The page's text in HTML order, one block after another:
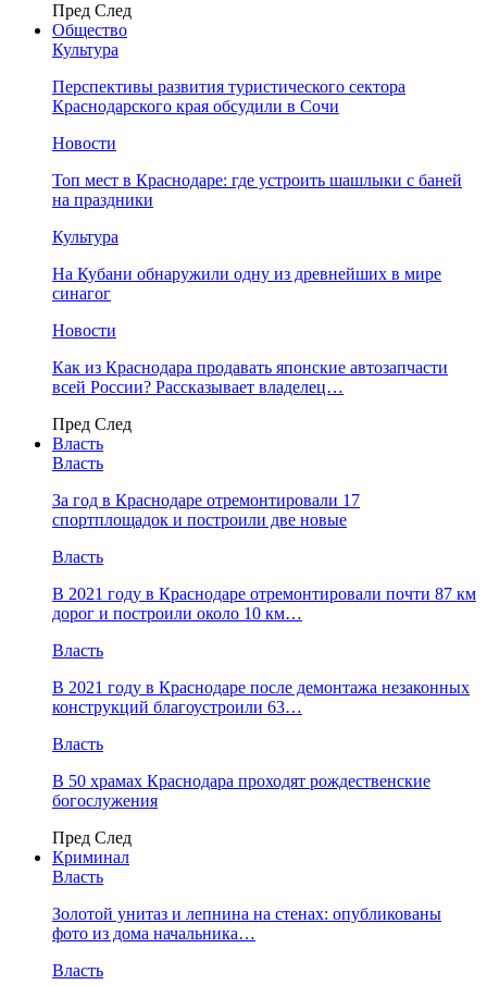
Пред След
Общество
Культура
Перспективы развития туристического сектора
Краснодарского края обсудили в Сочи
Новости
Топ мест в Краснодаре: где устроить шашлыки с баней
на праздники
Культура
На Кубани обнаружили одну из древнейших в мире
синагог
Новости
Как из Краснодара продавать японские автозапчасти
всей России? Рассказывает владелец…
Пред След
Власть
Власть
За год в Краснодаре отремонтировали 17
спортплощадок и построили две новые
Власть
В 2021 году в Краснодаре отремонтировали почти 87 км
дорог и построили около 10 км…
Власть
В 2021 году в Краснодаре после демонтажа незаконных
конструкций благоустроили 63…
Власть
В 50 храмах Краснодара проходят рождественские
богослужения
Пред След
Криминал
Власть
​Золотой унитаз и лепнина на стенах: опубликованы
фото из дома начальника…
Власть